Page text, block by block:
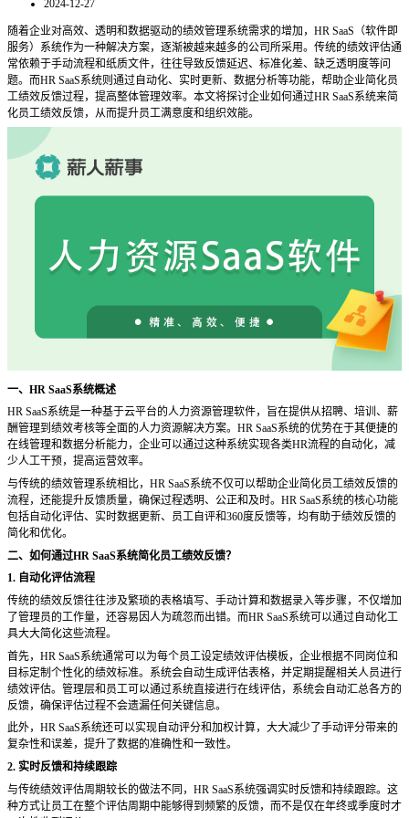
2024-12-27
随着企业对高效、透明和数据驱动的绩效管理系统需求的增加， HR SaaS（软件即
服务）系统作为一种解决方案，逐渐被越来越多的公司所采用。传统的绩效评估通
常依赖于手动流程和纸质文件，往往导致反馈延迟、标准化差、缺乏透明度等问
题。而HR SaaS系统则通过自动化、实时更新、数据分析等功能，帮助企业简化员
工绩效反馈过程，提高整体管理效率。本文将探讨企业如何通过HR SaaS系统来简
化员工绩效反馈，从而提升员工满意度和组织效能。
一、 HR SaaS系统概述
HR SaaS系统是一种基于云平台的人力资源管理软件，旨在提供从招聘、培训、薪
酬管理到绩效考核等全面的人力资源解决方案。HR SaaS系统的优势在于其便捷的
在线管理和数据分析能力，企业可以通过这种系统实现各类HR流程的自动化，减
少人工干预，提高运营效率。
与传统的绩效管理系统相比， HR SaaS系统不仅可以帮助企业简化员工绩效反馈的
流程，还能提升反馈质量，确保过程透明、公正和及时。HR SaaS系统的核心功能
包括自动化评估、实时数据更新、员工自评和360度反馈等，均有助于绩效反馈的
简化和优化。
二、如何通过HR SaaS系统简化员工绩效反馈？
1. 自动化评估流程
传统的绩效反馈往往涉及繁琐的表格填写、手动计算和数据录入等步骤，不仅增加
了管理员的工作量，还容易因人为疏忽而出错。而HR SaaS系统可以通过自动化工
具大大简化这些流程。
首先， HR SaaS系统通常可以为每个员工设定绩效评估模板，企业根据不同岗位和
目标定制个性化的绩效标准。系统会自动生成评估表格，并定期提醒相关人员进行
绩效评估。管理层和员工可以通过系统直接进行在线评估，系统会自动汇总各方的
反馈，确保评估过程不会遗漏任何关键信息。
此外， HR SaaS系统还可以实现自动评分和加权计算，大大减少了手动评分带来的
复杂性和误差，提升了数据的准确性和一致性。
2. 实时反馈和持续跟踪
与传统绩效评估周期较长的做法不同， HR SaaS系统强调实时反馈和持续跟踪。这
种方式让员工在整个评估周期中能够得到频繁的反馈，而不是仅在年终或季度时才